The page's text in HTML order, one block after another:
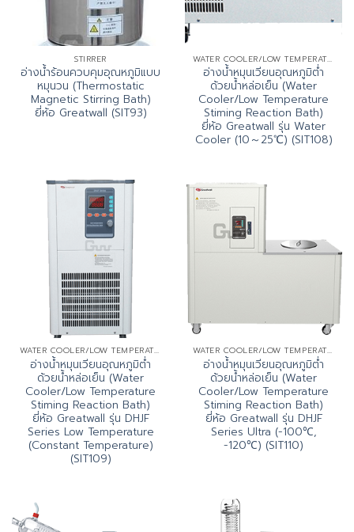
STIRRER
อ่างน้ำร้อนควบคุมอุณหภูมิแบบ
หมุนวน (Thermostatic
Magnetic Stirring Bath)
ยี่ห้อ Greatwall (SIT93)
WATER COOLER/LOW TEMPERATURE STIMING REACTION BATH (DHJF SERIES)
อ่างน้ำหมุนเวียนอุณหภูมิต่ำ
ด้วยน้ำหล่อเย็น (Water
Cooler/Low Temperature
Stiming Reaction Bath)
ยี่ห้อ Greatwall รุ่น Water
Cooler (10～25℃) (SIT108)
WATER COOLER/LOW TEMPERATURE STIMING REACTION BATH (DHJF SERIES)
อ่างน้ำหมุนเวียนอุณหภูมิต่ำ
ด้วยน้ำหล่อเย็น (Water
Cooler/Low Temperature
Stiming Reaction Bath)
ยี่ห้อ Greatwall รุ่น DHJF
Series Low Temperature
(Constant Temperature)
(SIT109)
WATER COOLER/LOW TEMPERATURE STIMING REACTION BATH (DHJF SERIES)
อ่างน้ำหมุนเวียนอุณหภูมิต่ำ
ด้วยน้ำหล่อเย็น (Water
Cooler/Low Temperature
Stiming Reaction Bath)
ยี่ห้อ Greatwall รุ่น DHJF
Series Ultra (-100℃,
-120℃) (SIT110)